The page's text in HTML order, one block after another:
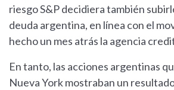
riesgo S&P decidiera también
deuda argentina, en línea con el
hecho un mes atrás la agencia
En tanto, las acciones argentinas
Nueva York mostraban un